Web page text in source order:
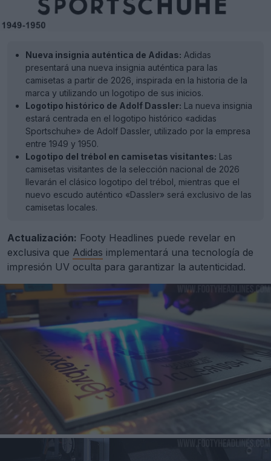
Nueva insignia auténtica de Adidas: Adidas
presentará una nueva insignia auténtica para las
camisetas a partir de 2026, inspirada en la historia de la
marca y utilizando un logotipo de sus inicios.
Logotipo histórico de Adolf Dassler: La nueva insignia
estará centrada en el logotipo histórico «adidas
Sportschuhe» de Adolf Dassler, utilizado por la empresa
entre 1949 y 1950.
Logotipo del trébol en camisetas visitantes: Las
camisetas visitantes de la selección nacional de 2026
llevarán el clásico logotipo del trébol, mientras que el
nuevo escudo auténtico «Dassler» será exclusivo de las
camisetas locales.
Actualización: Footy Headlines puede revelar en
exclusiva que Adidas implementará una tecnología de
impresión UV oculta para garantizar la autenticidad.